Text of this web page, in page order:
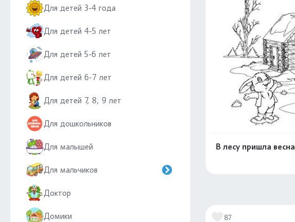
Для детей 3-4 года
Для детей 4-5 лет
Для детей 5-6 лет
Для детей 6-7 лет
Для детей 7, 8, 9 лет
Для дошкольников
Для малышей
Для мальчиков
Доктор
Домики
В лесу пришла весна
87